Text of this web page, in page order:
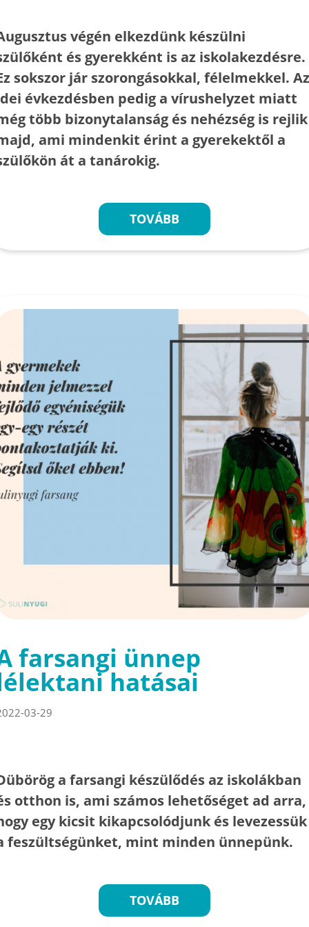
végén elkezdünk készülni
és gyerekként is az iskolakezdésre.
sokszor jár szorongásokkal, félelmekkel. Az
évkezdésben pedig a vírushelyzet miatt
több bizonytalanság és nehézség is rejlik
ami mindenkit érint a gyerekektől a
át a tanárokig.
TOVÁBB
farsangi ünnep
hatásai
03-29
a farsangi készülődés az iskolákban
otthon is, ami számos lehetőséget ad arra,
egy kicsit kikapcsolódjunk és levezessük
feszültségünket, mint minden ünnepünk.
TOVÁBB